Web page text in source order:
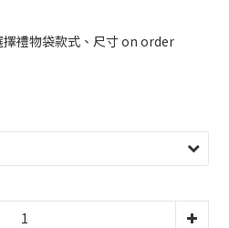
禮物袋款式、尺寸 on order